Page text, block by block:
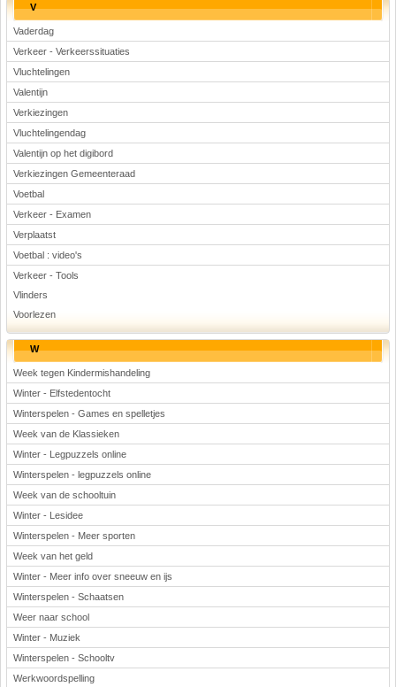
V
Vaderdag
Verkeer - Verkeerssituaties
Vluchtelingen
Valentijn
Verkiezingen
Vluchtelingendag
Valentijn op het digibord
Verkiezingen Gemeenteraad
Voetbal
Verkeer - Examen
Verplaatst
Voetbal : video's
Verkeer - Tools
Vlinders
Voorlezen
W
Week tegen Kindermishandeling
Winter - Elfstedentocht
Winterspelen - Games en spelletjes
Week van de Klassieken
Winter - Legpuzzels online
Winterspelen - legpuzzels online
Week van de schooltuin
Winter - Lesidee
Winterspelen - Meer sporten
Week van het geld
Winter - Meer info over sneeuw en ijs
Winterspelen - Schaatsen
Weer naar school
Winter - Muziek
Winterspelen - Schooltv
Werkwoordspelling